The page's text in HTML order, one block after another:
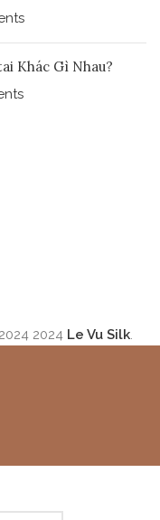
Khác Gì Nhau?
2024 Le Vu Silk.